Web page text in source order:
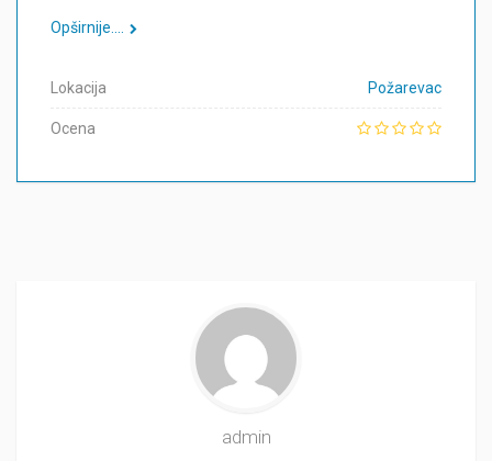
Opširnije....
Lokacija Požarevac
Ocena
admin